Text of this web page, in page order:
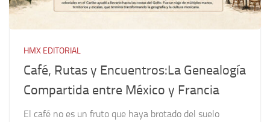
HMX EDITORIAL
Café, Rutas y Encuentros:La Genealogía
Compartida entre México y Francia
El café no es un fruto que haya brotado del suelo